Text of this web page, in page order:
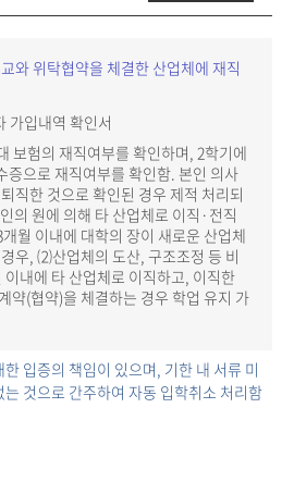
와 위탁협약을 체결한 산업체에 재직
가입내역 확인서
보험의 재직여부를 확인하며, 2학기에
증으로 재직여부를 확인함. 본인 의사
직한 것으로 확인된 경우 제적 처리되
의 원에 의해 타 산업체로 이직·전직
월 이내에 대학의 장이 새로운 산업체
우, ⑵산업체의 도산, 구조조정 등 비
내에 타 산업체로 이직하고, 이직한
약(협약)을 체결하는 경우 학업 유지 가
입증의 책임이 있으며, 기한 내 서류 미
것으로 간주하여 자동 입학취소 처리함